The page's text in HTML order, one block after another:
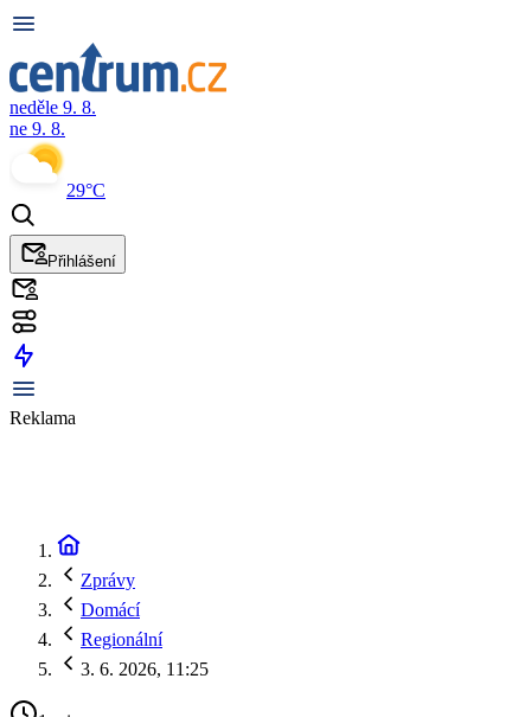
neděle 9. 8.
ne 9. 8.
29°C
Přihlášení
Reklama
Zprávy
Domácí
Regionální
3. 6. 2026, 11:25